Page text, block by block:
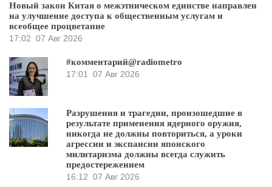
Новый закон Китая о межэтническом единстве направлен
на улучшение доступа к общественным услугам и
всеобщее процветание
17:02 07 Авг 2026
#комментарий@radiometro
17:01 07 Авг 2026
Разрушения и трагедии, произошедшие в
результате применения ядерного оружия,
никогда не должны повториться, а уроки
агрессии и экспансии японского
милитаризма должны всегда служить
предостережением
16:12 07 Авг 2026